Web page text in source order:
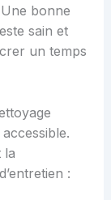
bonne
sain et
un temps
la
: